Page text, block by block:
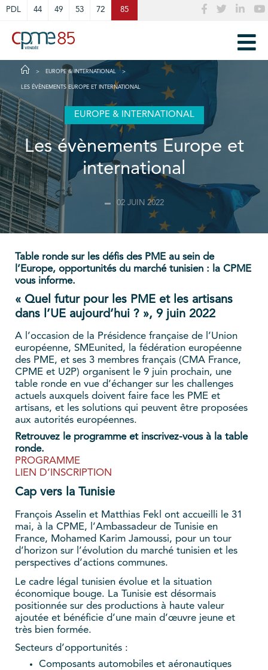
PDL 44 49 53 72 85
EUROPE & INTERNATIONAL
LES ÉVÈNEMENTS EUROPE ET INTERNATIONAL
EUROPE & INTERNATIONAL
Les évènements Europe et
international
02 JUIN 2022
Table ronde sur les défis des PME au sein de
l’Europe, opportunités du marché tunisien : la CPME
vous informe.
« Quel futur pour les PME et les artisans
dans l’UE aujourd’hui ? », 9 juin 2022
A l’occasion de la Présidence française de l’Union
européenne, SMEunited, la fédération européenne
des PME, et ses 3 membres français (CMA France,
CPME et U2P) organisent le 9 juin prochain, une
table ronde en vue d’échanger sur les challenges
actuels auxquels doivent faire face les PME et
artisans, et les solutions qui peuvent être proposées
aux autorités européennes.
Retrouvez le programme et inscrivez-vous à la table
ronde.
PROGRAMME
LIEN D’INSCRIPTION
Cap vers la Tunisie
François Asselin et Matthias Fekl ont accueilli le 31
mai, à la CPME, l’Ambassadeur de Tunisie en
France, Mohamed Karim Jamoussi, pour un tour
d’horizon sur l’évolution du marché tunisien et les
perspectives d’actions communes.
Le cadre légal tunisien évolue et la situation
économique bouge. La Tunisie est désormais
positionnée sur des productions à haute valeur
ajoutée et bénéficie d’une main d’œuvre jeune et
très bien formée.
Secteurs d’opportunités :
Composants automobiles et aéronautiques
Cookies management panel